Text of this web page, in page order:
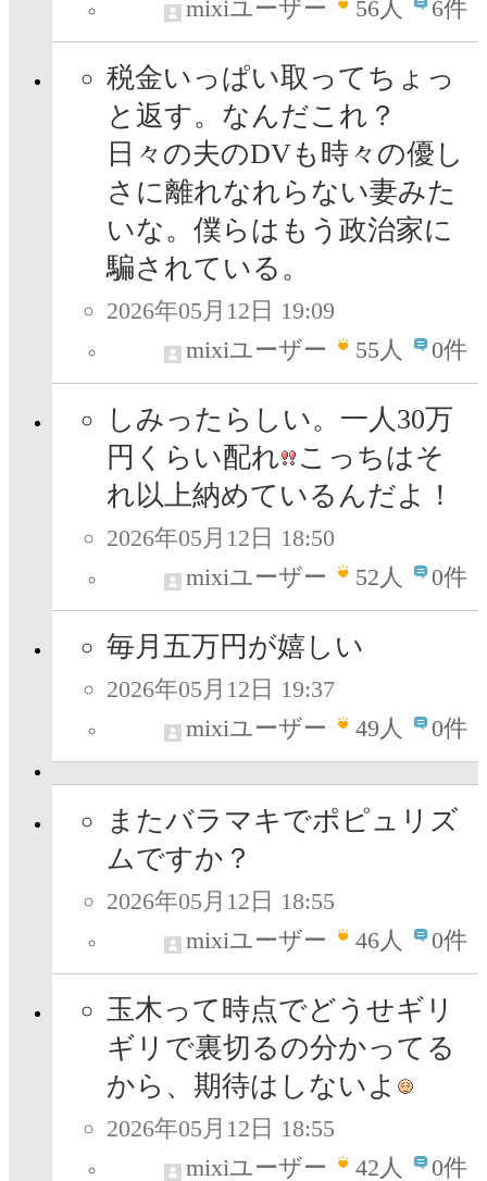
mixiユーザー
56人 6件
税金いっぱい取ってちょっ
と返す。なんだこれ？
日々の夫のDVも時々の優し
さに離れなれらない妻みた
いな。僕らはもう政治家に
騙されている。
2026年05月12日 19:09
mixiユーザー
55人 0件
しみったらしい。一人30万
円くらい配れ
こっちはそ
れ以上納めているんだよ！
2026年05月12日 18:50
mixiユーザー
52人 0件
毎月五万円が嬉しい
2026年05月12日 19:37
mixiユーザー
49人 0件
またバラマキでポピュリズ
ムですか？
2026年05月12日 18:55
mixiユーザー
46人 0件
玉木って時点でどうせギリ
ギリで裏切るの分かってる
から、期待はしないよ
2026年05月12日 18:55
mixiユーザー
42人 0件